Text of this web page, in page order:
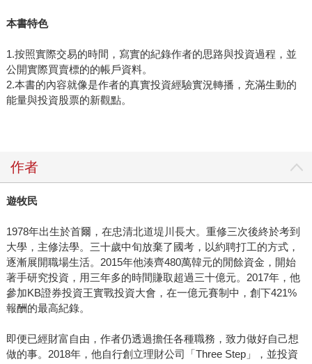
本書特色
1.按照實際交易的時間，寫實的紀錄作者的思路與投資過程，並
公開實際買賣標的的帳戶資料。
2.本書的內容就像是作者的真實投資經驗實況轉播，充滿生動的
能量與投資股票的新觀點。
作者
遊牧民
1978年出生於首爾，在忠清北道堤川長大。重修三次後終於考到
大學，主修法學。三十歲中旬放棄了國考，以約聘打工的方式，
逐漸展開職場生活。2015年他湊齊480萬韓元的閒餘資金，開始
著手研究投資，用三年多的時間賺取超過三十億元。2017年，他
參加KB證券投資王實戰投資大會，在一億元賽制中，創下421%
報酬的最高紀錄。
即便已經財富自由，作者仍透過擔任各種職務，致力做好自己想
做的事。2018年，他自行創立理財公司「Three Step」，並投資